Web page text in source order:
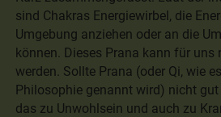
sind Chakras Energiewirbel, die
Umgebung anziehen oder an die
können. Dieses Prana kann für uns
werden. Sollte Prana (oder Qi, wie
Philosophie genannt wird) nicht
das zu Unwohlsein und auch zu